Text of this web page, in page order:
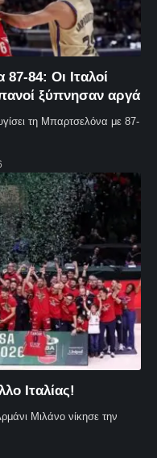
84: Οι Ιταλοί
ξύπνησαν αργά
τη Μπαρτσελόνα με 87-
Ιταλίας!
Μιλάνο νίκησε την